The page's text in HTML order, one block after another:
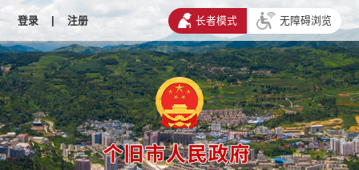
登录 | 注册 长者模式 无障碍浏览